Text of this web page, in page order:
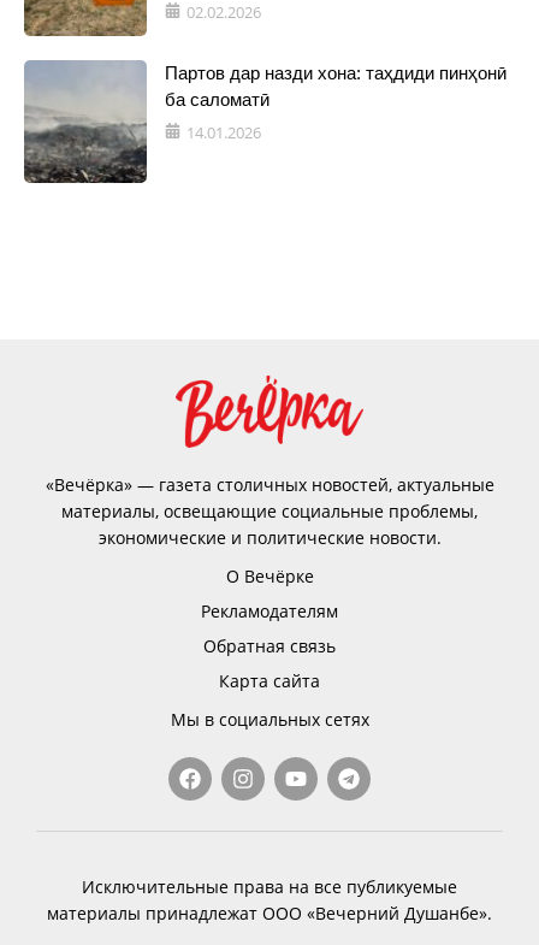
02.02.2026
Партов дар назди хона: таҳдиди пинҳонӣ
ба саломатӣ
14.01.2026
«Вечёрка» — газета столичных новостей, актуальные
материалы, освещающие социальные проблемы,
экономические и политические новости.
О Вечёрке
Рекламодателям
Обратная связь
Карта сайта
Мы в социальных сетях
Исключительные права на все публикуемые
материалы принадлежат ООО «Вечерний Душанбе».